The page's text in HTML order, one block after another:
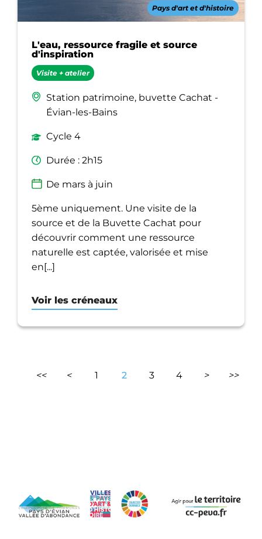
L'eau, ressource fragile et source
d'inspiration
Visite + atelier
Station patrimoine, buvette Cachat -
Évian-les-Bains
Cycle 4
Durée : 2h15
De mars à juin
5ème uniquement. Une visite de la
source et de la Buvette Cachat pour
découvrir comment une ressource
naturelle est captée, valorisée et mise
en[...]
Voir les créneaux
Pays d'art et d'histoire
<<
Première page
<
Page précédente
1 2 3 4 > >>